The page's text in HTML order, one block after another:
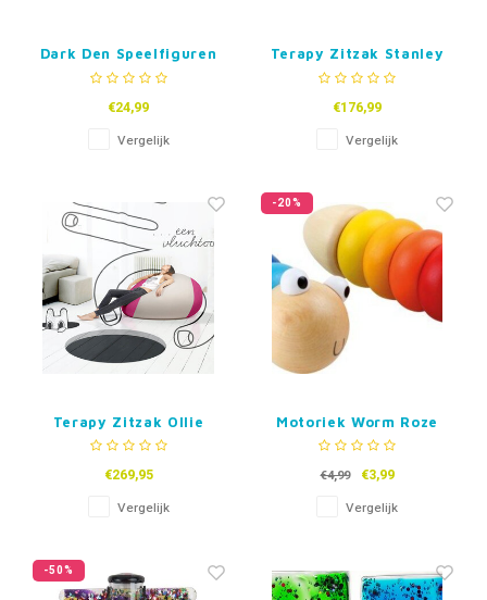
Dark Den Speelfiguren
met Licht
€24,99
Vergelijk
Terapy Zitzak Stanley
€176,99
Vergelijk
Terapy Zitzak Ollie
€269,95
Vergelijk
-20%
Motoriek Worm Roze
€4,99 €3,99
Vergelijk
-50%